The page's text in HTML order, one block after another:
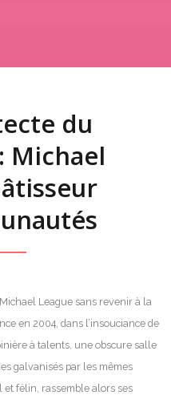
du
Michael
League sans revenir à la
en 2004, dans l’insouciance de
à talents, une obscure salle
galvanisés par les mêmes
et félin, rassemble alors ses